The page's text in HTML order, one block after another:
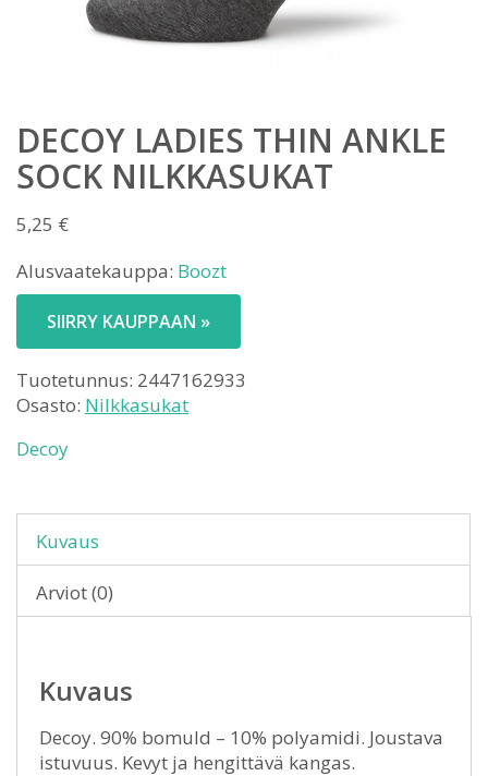
DECOY LADIES THIN ANKLE
SOCK NILKKASUKAT
5,25 €
Alusvaatekauppa: Boozt
SIIRRY KAUPPAAN »
Tuotetunnus: 2447162933
Osasto: Nilkkasukat
Decoy
Kuvaus
Arviot (0)
Kuvaus
Decoy. 90% bomuld – 10% polyamidi. Joustava
istuvuus. Kevyt ja hengittävä kangas.